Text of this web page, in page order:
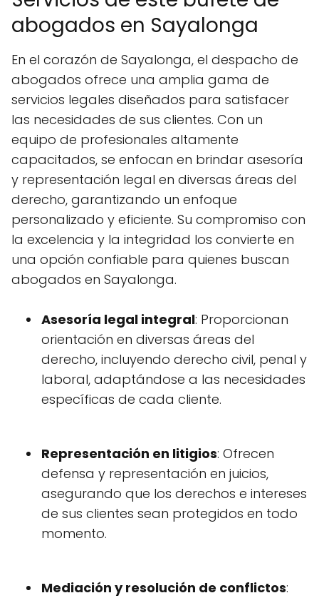
abogados en Sayalonga
En el corazón de Sayalonga, el despacho de
abogados ofrece una amplia gama de
servicios legales diseñados para satisfacer
las necesidades de sus clientes. Con un
equipo de profesionales altamente
capacitados, se enfocan en brindar asesoría
y representación legal en diversas áreas del
derecho, garantizando un enfoque
personalizado y eficiente. Su compromiso con
la excelencia y la integridad los convierte en
una opción confiable para quienes buscan
abogados en Sayalonga.
Asesoría legal integral: Proporcionan
orientación en diversas áreas del
derecho, incluyendo derecho civil, penal y
laboral, adaptándose a las necesidades
específicas de cada cliente.
Representación en litigios: Ofrecen
defensa y representación en juicios,
asegurando que los derechos e intereses
de sus clientes sean protegidos en todo
momento.
Mediación y resolución de conflictos: